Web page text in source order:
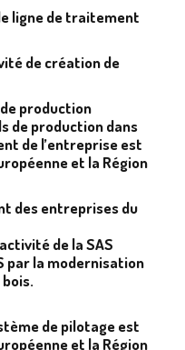
ligne de traitement
de création de
production
de production dans
de l’entreprise est
et la Région
des entreprises du
de la SAS
par la modernisation
bois.
de pilotage est
et la Région